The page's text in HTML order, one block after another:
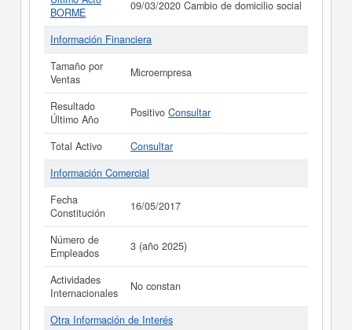
BORME
09/03/2020 Cambio de domicilio social
Información Financiera
Tamaño por
Ventas
Microempresa
Resultado
Último Año
Positivo Consultar
Total Activo
Consultar
Información Comercial
Fecha
Constitución
16/05/2017
Número de
Empleados
3 (año 2025)
Actividades
Internacionales
No constan
Otra Información de Interés